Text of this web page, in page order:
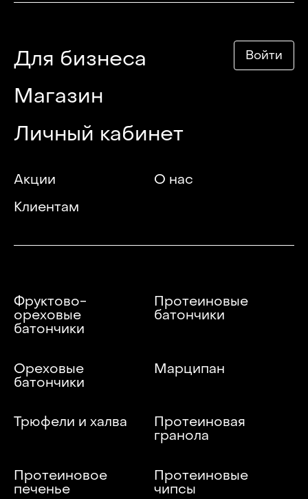
Личный кабинет
Магазин
Для бизнеса Войти
Акции
О нас
Клиентам
Фруктово-
ореховые
батончики
Протеиновые
батончики
Ореховые
батончики
Марципан
Трюфели и халва
Протеиновая
гранола
Протеиновое
печенье
Протеиновые
чипсы